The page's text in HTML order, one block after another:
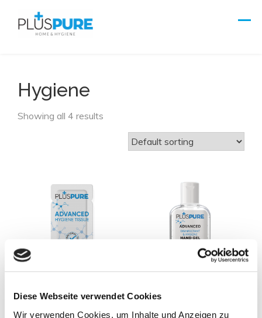
Diese Webseite verwendet Cookies
Wir verwenden Cookies, um Inhalte und Anzeigen zu
Hygiene
Showing all 4 results
Advanced
Disinfectant &